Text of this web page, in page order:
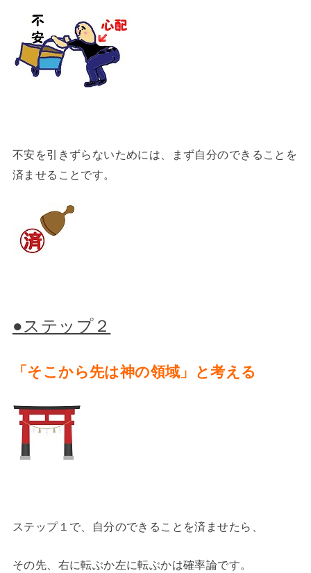
不安を引きずらないためには、まず自分のできることを
済ませることです。
●ステップ２
「そこから先は神の領域」と考える
ステップ１で、自分のできることを済ませたら、
その先、右に転ぶか左に転ぶかは確率論です。